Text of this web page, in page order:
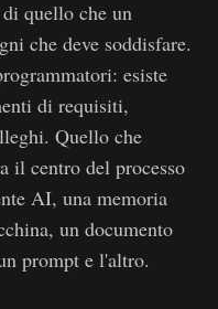
quello che un
che deve soddisfare.
esiste
di requisiti,
Quello che
il centro del processo
AI, una memoria
un documento
prompt e l'altro.